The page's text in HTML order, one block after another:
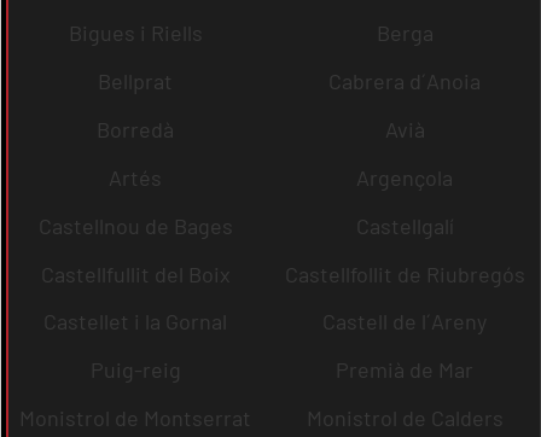
Bigues i Riells
Berga
Bellprat
Cabrera d´Anoia
Borredà
Avià
Artés
Argençola
Castellnou de Bages
Castellgalí
Castellfullit del Boix
Castellfollit de Riubregós
Castellet i la Gornal
Castell de l´Areny
Puig-reig
Premià de Mar
Monistrol de Montserrat
Monistrol de Calders